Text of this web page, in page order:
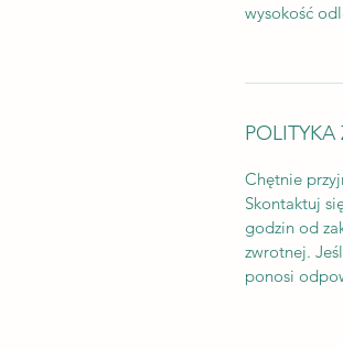
wysokość
Chętnie
Skontaktuj
godzin od
zwrotnej.
ponosi